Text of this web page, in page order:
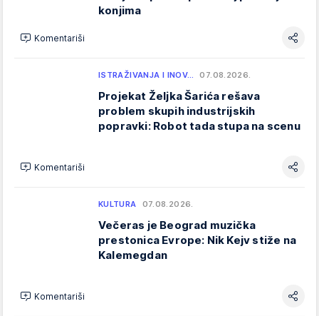
konjima
Komentariši
ISTRAŽIVANJA I INOV… 07.08.2026.
Projekat Željka Šarića rešava
problem skupih industrijskih
popravki: Robot tada stupa na scenu
Komentariši
KULTURA 07.08.2026.
Večeras je Beograd muzička
prestonica Evrope: Nik Kejv stiže na
Kalemegdan
Komentariši